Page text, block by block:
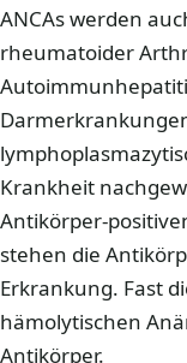
ANCAs werden
rheumatoider
Krankheit
Antikörper-
stehen die
Erkrankung. Fast
hämolytischen
Antikörper.